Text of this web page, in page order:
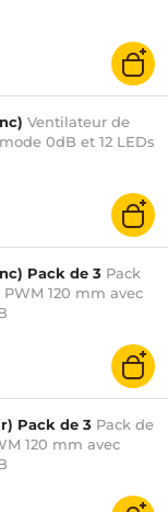
Ventilateur de
0dB et 12 LEDs
Pack de 3 Pack
120 mm avec
Pack de 3 Pack de
120 mm avec